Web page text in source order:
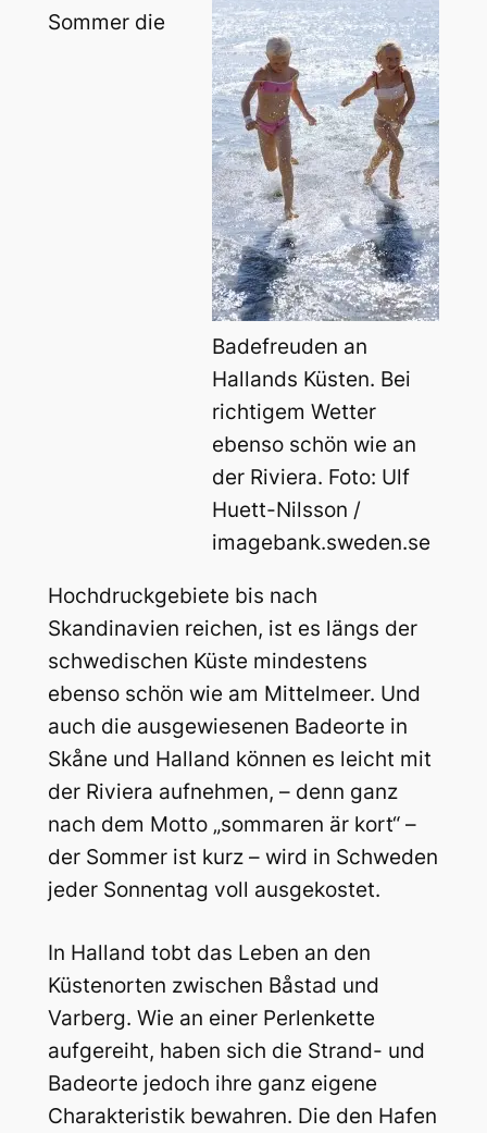
Badefreuden an
Hallands Küsten. Bei
richtigem Wetter
ebenso schön wie an
der Riviera. Foto: Ulf
Huett-Nilsson /
imagebank.sweden.se
Sommer die
Hochdruckgebiete bis nach
Skandinavien reichen, ist es längs der
schwedischen Küste mindestens
ebenso schön wie am Mittelmeer. Und
auch die ausgewiesenen Badeorte in
Skåne und Halland können es leicht mit
der Riviera aufnehmen, – denn ganz
nach dem Motto „sommaren är kort“ –
der Sommer ist kurz – wird in Schweden
jeder Sonnentag voll ausgekostet.
In Halland tobt das Leben an den
Küstenorten zwischen Båstad und
Varberg. Wie an einer Perlenkette
aufgereiht, haben sich die Strand- und
Badeorte jedoch ihre ganz eigene
Charakteristik bewahren. Die den Hafen